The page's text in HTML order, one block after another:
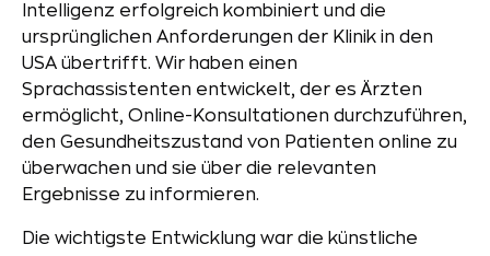
Intelligenz erfolgreich kombiniert und die
ursprünglichen Anforderungen der Klinik in den
USA übertrifft. Wir haben einen
Sprachassistenten entwickelt, der es Ärzten
ermöglicht, Online-Konsultationen durchzuführen,
den Gesundheitszustand von Patienten online zu
überwachen und sie über die relevanten
Ergebnisse zu informieren.
Die wichtigste Entwicklung war die künstliche